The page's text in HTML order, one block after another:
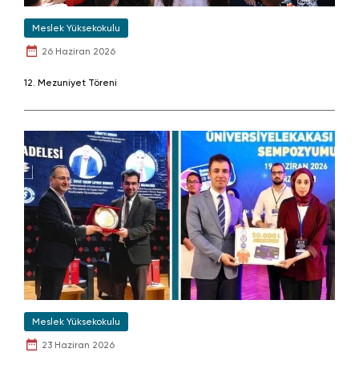
Meslek Yüksekokulu
26 Haziran 2026
12. Mezuniyet Töreni
Meslek Yüksekokulu
23 Haziran 2026